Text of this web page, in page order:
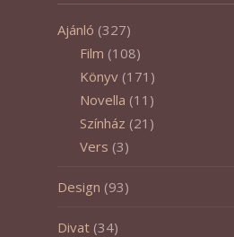
Ajánló (327)
Film (108)
Könyv (171)
Novella (11)
Színház (21)
Vers (3)
Design (93)
Divat (34)